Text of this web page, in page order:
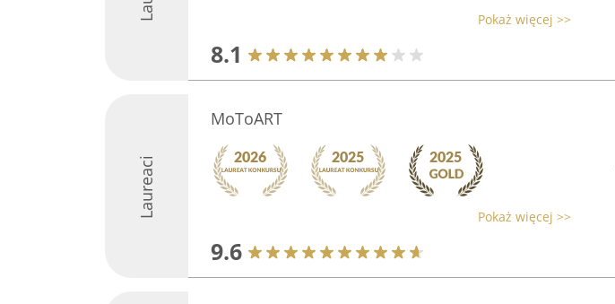
Pokaż więcej >>
8.1
Laureaci
MoToART
Pokaż więcej >>
9.6